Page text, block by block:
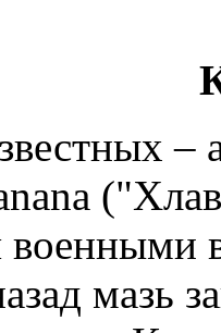
–
военными
мазь